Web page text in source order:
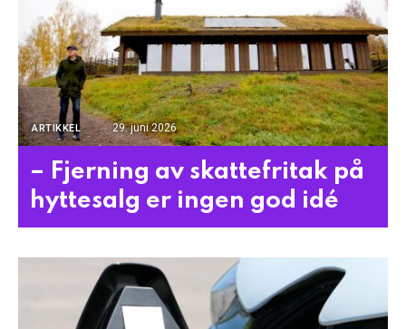
ARTIKKEL 29. juni 2026
– Fjerning av skattefritak på
hyttesalg er ingen god idé